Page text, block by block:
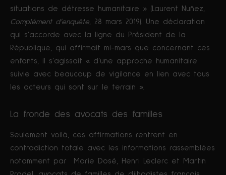
situations de détresse humanitaire » (Laurent Nuñez,
Complément d’enquête, 28 mars 2019). Une déclaration
qui s’accorde avec la ligne du Président de la
République, qui affirmait mi-mars que concernant ces
enfants, il s’agissait « d’une approche humanitaire
suivie avec beaucoup de vigilance en lien avec tous
les acteurs qui sont sur le terrain ».
La fronde des avocats des familles
Seulement voilà, ces affirmations rentrent en
contradiction totale avec les informations rassemblées
notamment par Marie Dosé, Henri Leclerc et Martin